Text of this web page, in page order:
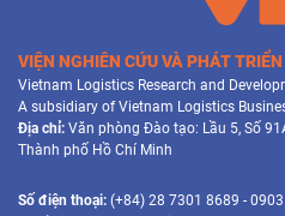
VIỆN NGHIÊN CỨU VÀ PHÁT
Vietnam Logistics Research and
A subsidiary of Vietnam Logistics
Địa chỉ: Văn phòng Đào tạo: Lầu 5, Số
Thành phố Hồ Chí Minh
Số điện thoại: (+84) 28 7301 8689 -